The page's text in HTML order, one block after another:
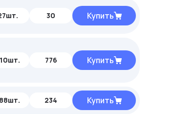
30 Купить
776 Купить
234 Купить